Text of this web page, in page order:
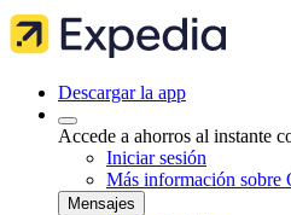
Descargar la app
Accede a ahorros al instante
Iniciar sesión
Más información sobre
Mensajes